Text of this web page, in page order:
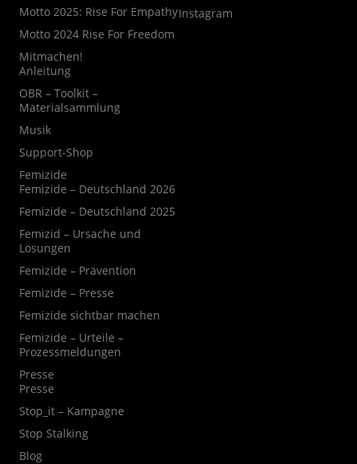
Motto 2025: Rise For Empathy
Motto 2024 Rise For Freedom
Mitmachen!
Anleitung
OBR – Toolkit –
Materialsammlung
Musik
Support-Shop
Femizide
Femizide – Deutschland 2026
Femizide – Deutschland 2025
Femizid – Ursache und
Lösungen
Femizide – Prävention
Femizide – Presse
Femizide sichtbar machen
Femizide – Urteile –
Prozessmeldungen
Presse
Presse
Stop_it – Kampagne
Stop Stalking
Blog
Instagram